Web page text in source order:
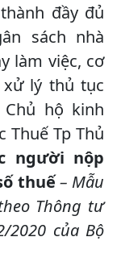
đầy đủ
sách nhà
làm việc, cơ
lý thủ tục
hộ kinh
Thuế Tp Thủ
người nộp
thuế– Mẫu
Thông tư
2020 của Bộ